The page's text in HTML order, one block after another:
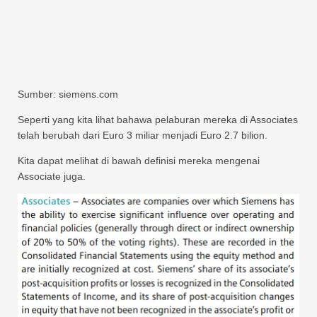
Sumber: siemens.com
Seperti yang kita lihat bahawa pelaburan mereka di Associates
telah berubah dari Euro 3 miliar menjadi Euro 2.7 bilion.
Kita dapat melihat di bawah definisi mereka mengenai
Associate juga.